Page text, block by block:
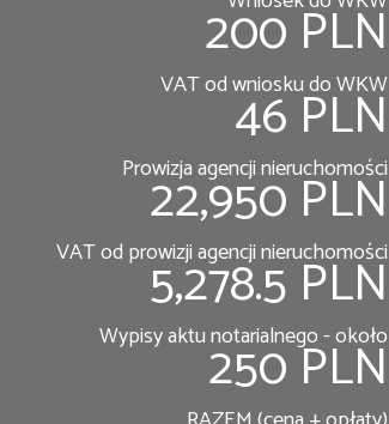
200 PLN
VAT od wniosku do WKW
46 PLN
Prowizja agencji nieruchomości
22,950 PLN
VAT od prowizji agencji nieruchomości
5,278.5 PLN
Wypisy aktu notarialnego - około
250 PLN